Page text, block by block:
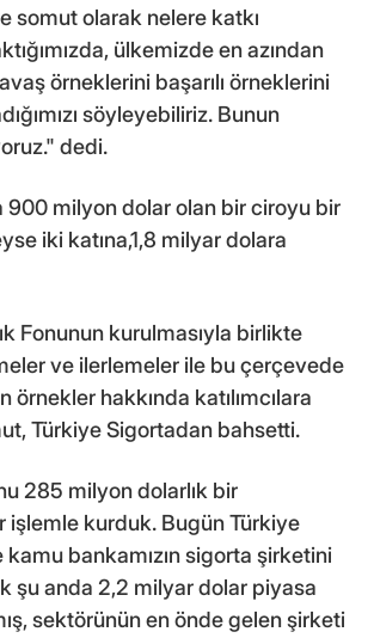
somut olarak nelere katkı
ülkemizde en azından
örneklerini başarılı örneklerini
söyleyebiliriz. Bunun
dedi.
900 milyon dolar olan bir ciroyu bir
iki katına,1,8 milyar dolara
Fonunun kurulmasıyla birlikte
ve ilerlemeler ile bu çerçevede
örnekler hakkında katılımcılara
Türkiye Sigortadan bahsetti.
285 milyon dolarlık bir
işlemle kurduk. Bugün Türkiye
bankamızın sigorta şirketini
şu anda 2,2 milyar dolar piyasa
sektörünün en önde gelen şirketi